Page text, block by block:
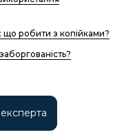
що робити з копійками?